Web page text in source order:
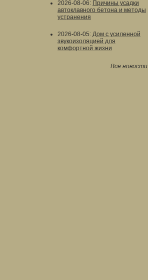
2026-08-06: Причины усадки
автоклавного бетона и методы
устранения
2026-08-05: Дом с усиленной
звукоизоляцией для
комфортной жизни
Все новости